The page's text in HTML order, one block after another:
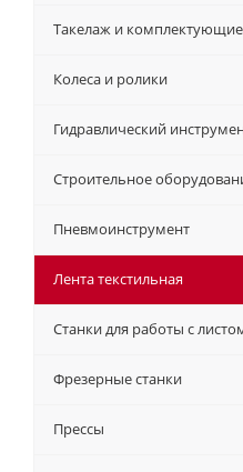
Такелаж и комплектующие
Колеса и ролики
Гидравлический
Строительное
Пневмоинструмент
Лента текстильная
Станки для работы с
Фрезерные станки
Прессы